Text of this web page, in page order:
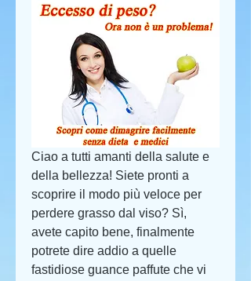
Ciao a tutti amanti della salute e
della bellezza! Siete pronti a
scoprire il modo più veloce per
perdere grasso dal viso? Sì,
avete capito bene, finalmente
potrete dire addio a quelle
fastidiose guance paffute che vi